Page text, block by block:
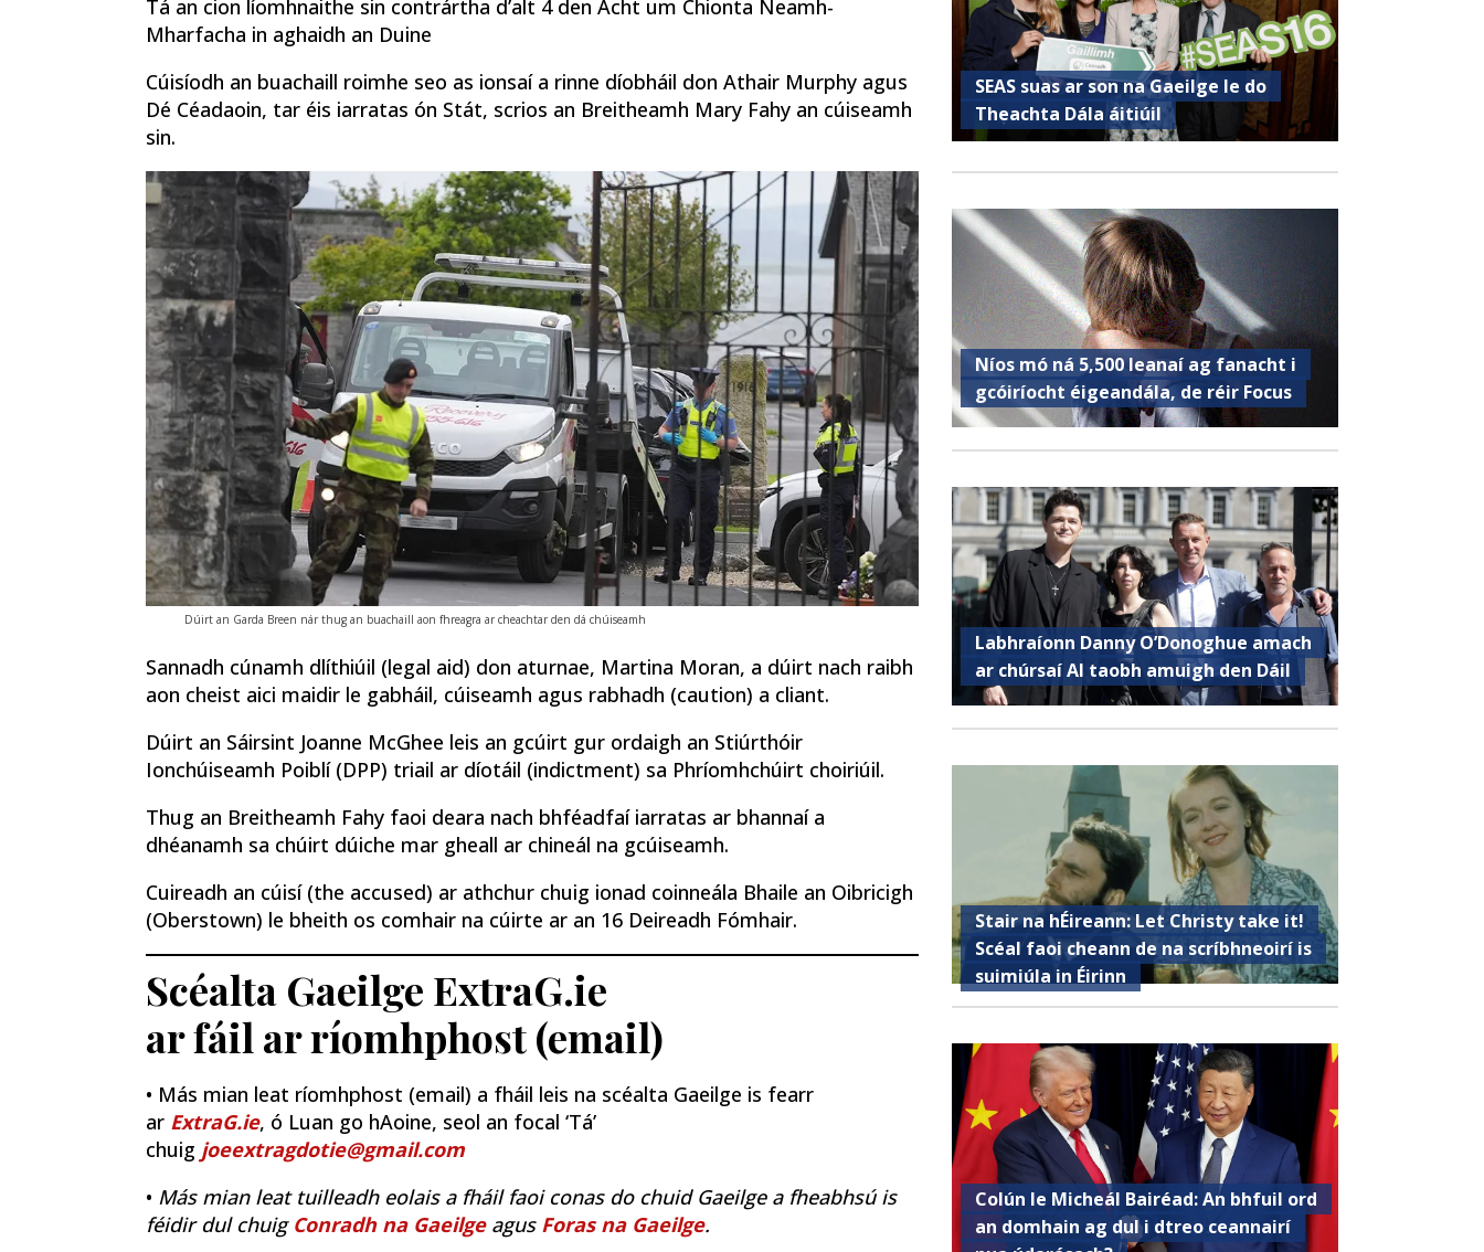
Tá an cion líomhnaithe sin contrártha d’alt 4 den Acht um Chionta Neamh-
Mharfacha in aghaidh an Duine
Cúisíodh an buachaill roimhe seo as ionsaí a rinne díobháil don Athair Murphy agus
Dé Céadaoin, tar éis iarratas ón Stát, scrios an Breitheamh Mary Fahy an cúiseamh
sin.
Dúirt an Garda Breen nár thug an buachaill aon fhreagra ar cheachtar den dá chúiseamh
Sannadh cúnamh dlíthiúil (legal aid) don aturnae, Martina Moran, a dúirt nach raibh
aon cheist aici maidir le gabháil, cúiseamh agus rabhadh (caution) a cliant.
Dúirt an Sáirsint Joanne McGhee leis an gcúirt gur ordaigh an Stiúrthóir
Ionchúiseamh Poiblí (DPP) triail ar díotáil (indictment) sa Phríomhchúirt choiriúil.
Thug an Breitheamh Fahy faoi deara nach bhféadfaí iarratas ar bhannaí a
dhéanamh sa chúirt dúiche mar gheall ar chineál na gcúiseamh.
Cuireadh an cúisí (the accused) ar athchur chuig ionad coinneála Bhaile an Oibricigh
(Oberstown) le bheith os comhair na cúirte ar an 16 Deireadh Fómhair.
Scéalta Gaeilge ExtraG.ie
ar fáil ar ríomhphost (email)
• Más mian leat ríomhphost (email) a fháil leis na scéalta Gaeilge is fearr
ar ExtraG.ie, ó Luan go hAoine, seol an focal ‘Tá’
chuig joeextragdotie@gmail.com
• Más mian leat tuilleadh eolais a fháil faoi conas do chuid Gaeilge a fheabhsú is
féidir dul chuig Conradh na Gaeilge agus Foras na Gaeilge.
SEAS suas ar son na Gaeilge le do
Theachta Dála áitiúil
Níos mó ná 5,500 leanaí ag fanacht i
gcóiríocht éigeandála, de réir Focus
Labhraíonn Danny O’Donoghue amach
ar chúrsaí AI taobh amuigh den Dáil
Stair na hÉireann: Let Christy take it!
Scéal faoi cheann de na scríbhneoirí is
suimiúla in Éirinn
Colún le Micheál Bairéad: An bhfuil ord
an domhain ag dul i dtreo ceannairí